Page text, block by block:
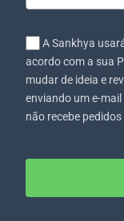
A Sankhya
acordo com a sua
mudar de ideia e
enviando um e-
não recebe pedidos